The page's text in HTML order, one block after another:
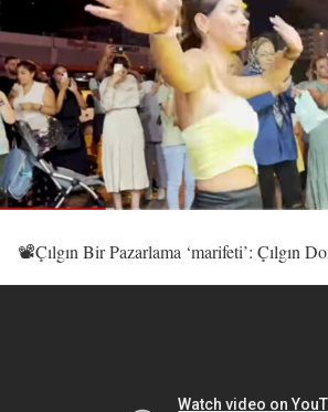
📽️Çılgın Bir Pazarlama ‘marifeti’: Çılgın